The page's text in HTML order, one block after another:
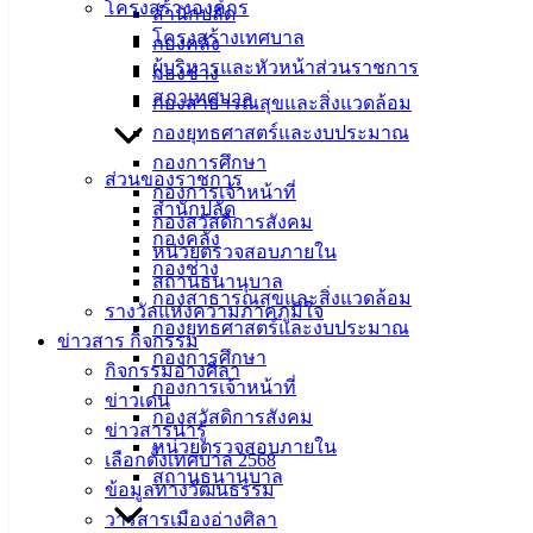
สำนักปลัด
กองคลัง
กองช่าง
กองสาธารณสุขและสิ่งแวดล้อม
กองยุทธศาสตร์และงบประมาณ
กองการศึกษา
กองการเจ้าหน้าที่
กองสวัสดิการสังคม
หน่วยตรวจสอบภายใน
สถานธนานุบาล
รางวัลแห่งความภาคภูมิใจ
ข่าวสาร กิจกรรม
กิจกรรมอ่างศิลา
ข่าวเด่น
ข่าวสารน่ารู้
เลือกตั้งเทศบาล 2568
ข้อมูลทางวัฒนธรรม
วารสารเมืองอ่างศิลา
โครงสร้างองค์กร
โครงสร้างเทศบาล
ผู้บริหารและหัวหน้าส่วนราชการ
สภาเทศบาล
ส่วนของราชการ
สำนักปลัด
กองคลัง
กองช่าง
กองสาธารณสุขและสิ่งแวดล้อม
กองยุทธศาสตร์และงบประมาณ
กองการศึกษา
กองการเจ้าหน้าที่
กองสวัสดิการสังคม
หน่วยตรวจสอบภายใน
สถานธนานุบาล
ดาวน์โหลดแบบฟอร์ม, เอกสาร
คู่มือสำหรับประชาชน/คู่มือการปฏิบัติงาน
ข่าวสารน่ารู้
ศุนย์ข้อมูลข่าวสารอิเล็กทรอนิกส์
องค์ความรู้ (Knowledge Management)
ติดต่อเทศบาล
สายตรงนายก
ประวัติเทศบาล
ผู้บริหารและหัวหน้าส่วนราชการ
สภาเทศบาล
สงวนลิขสิทธิ์ © 2563 เทศบาลเมืองอ่างศิลา จังหวัดชลบุรี |